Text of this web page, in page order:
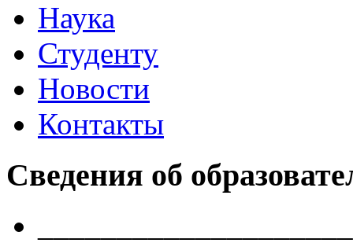
Наука
Студенту
Новости
Контакты
Сведения об